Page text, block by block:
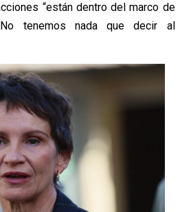
“están dentro del marco de
tenemos nada que decir al